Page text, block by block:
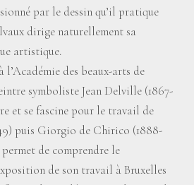
par le dessin qu’il pratique
dirige naturellement sa
artistique.
des beaux-arts de
symboliste Jean Delville (1867-
et se fascine pour le travail de
puis Giorgio de Chirico (1888-
de comprendre le
de son travail à Bruxelles